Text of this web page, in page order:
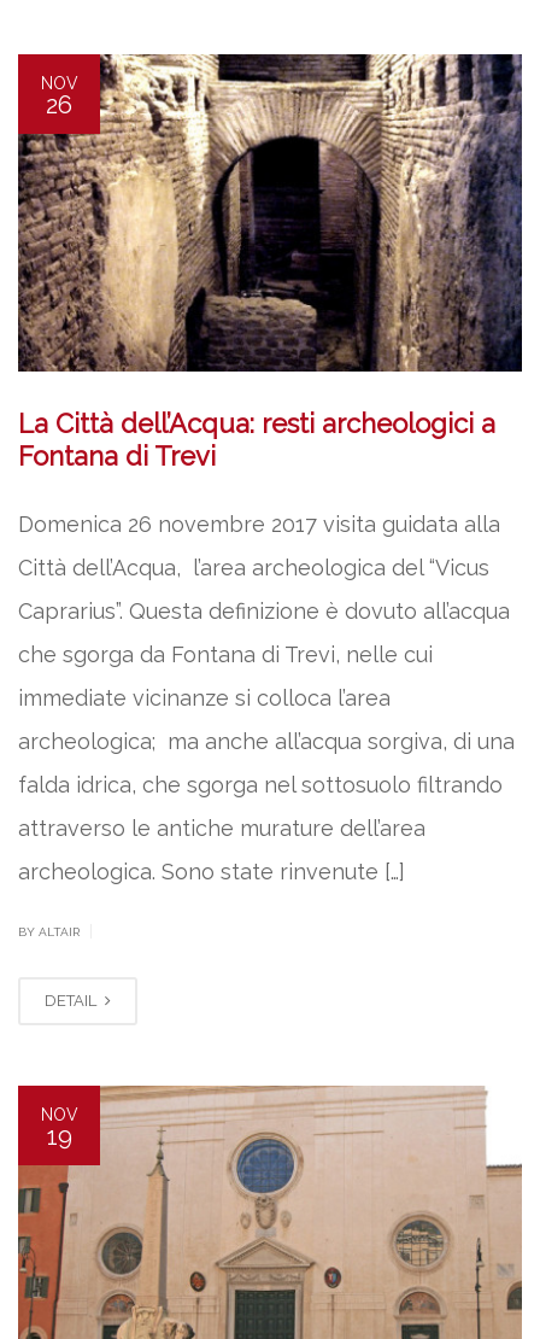
NOV
26
La Città dell’Acqua: resti archeologici a
Fontana di Trevi
Domenica 26 novembre 2017 visita guidata alla
Città dell’Acqua, l’area archeologica del “Vicus
Caprarius”. Questa definizione è dovuto all’acqua
che sgorga da Fontana di Trevi, nelle cui
immediate vicinanze si colloca l’area
archeologica; ma anche all’acqua sorgiva, di una
falda idrica, che sgorga nel sottosuolo filtrando
attraverso le antiche murature dell’area
archeologica. Sono state rinvenute […]
BY ALTAIR
DETAIL
NOV
19